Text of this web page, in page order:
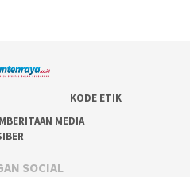
KODE ETIK
MEDIA
SOCIAL